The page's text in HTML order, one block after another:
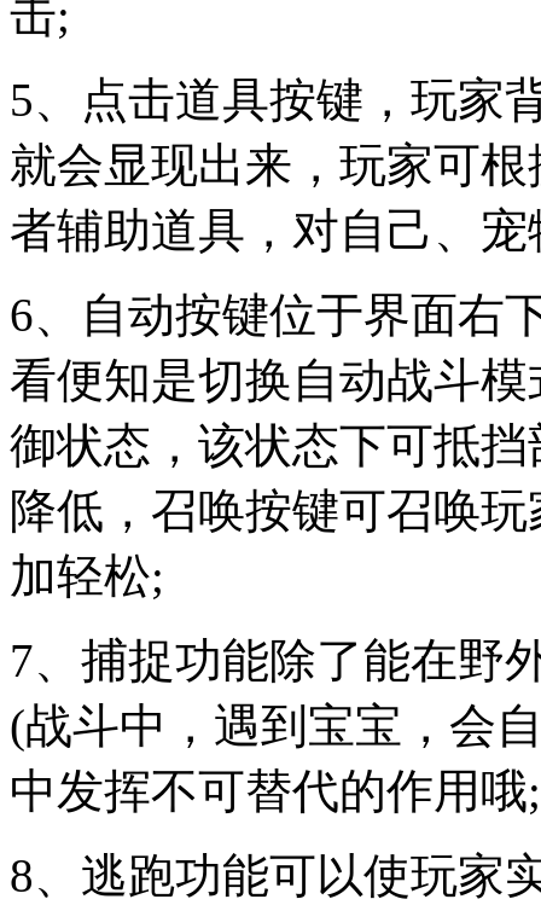
击;
5、点击道具按键，玩家
就会显现出来，玩家可
者辅助道具，对自己、
6、自动按键位于界面右
看便知是切换自动战斗
御状态，该状态下可抵
降低，召唤按键可召唤
加轻松;
7、捕捉功能除了能在野
(战斗中，遇到宝宝，会
中发挥不可替代的作用哦;
8、逃跑功能可以使玩家